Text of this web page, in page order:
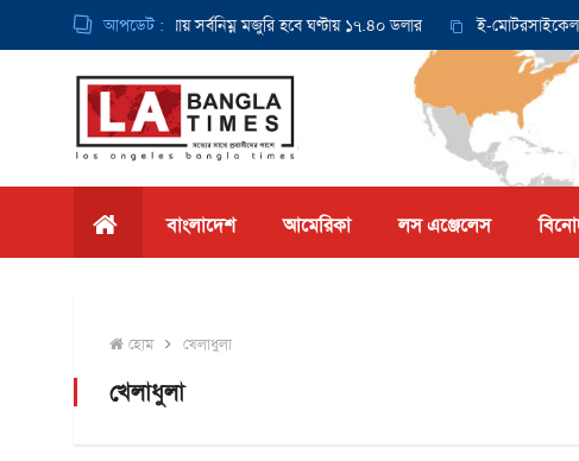
আপডেট :
থেকে ক্যালিফোর্নিয়ায় সর্বনিম্ন মজুরি হবে ঘণ্টায় ১৭.৪০ ডলার ই-মোটরসাইকেল
বাংলাদেশ আমেরিকা লস এঞ্জেলেস
হোম খেলাধুলা
খেলাধুলা